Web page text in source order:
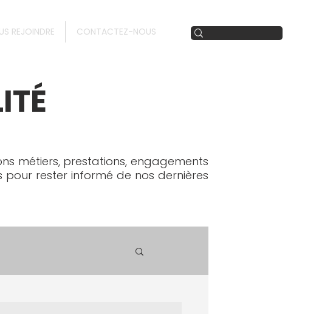
REJOINDRE CONTACTEZ-NOUS
métiers, prestations, engagements
pour rester informé de nos dernières